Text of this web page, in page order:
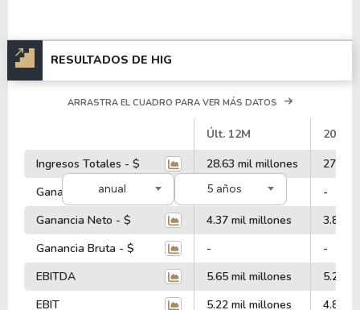
RESULTADOS DE HIG
anual 5 años
ARRASTRA EL CUADRO PARA VER MÁS DATOS
Últ. 12M
2025
Ingresos Totales - $
28.63 mil millones
27.80
Ganancia Operativa - $
-
-
Ganancia Neto - $
4.37 mil millones
3.84
Ganancia Bruta - $
-
-
EBITDA
5.65 mil millones
5.28
EBIT
5.22 mil millones
4.89